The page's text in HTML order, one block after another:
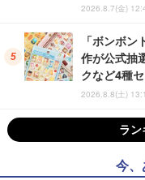
2026.8.7(金)
「ボンボ
作が公式抽
クなど4種
2026.8.8(土)
ラ
今